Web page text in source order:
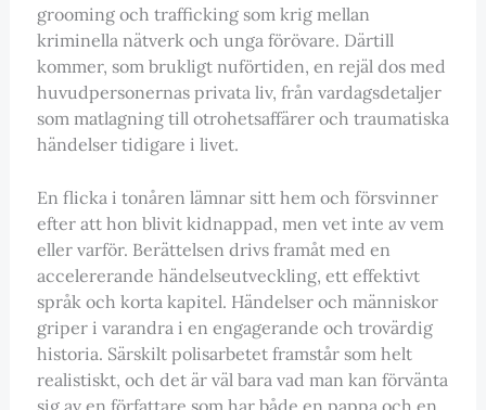
grooming och trafficking som krig mellan
kriminella nätverk och unga förövare. Därtill
kommer, som brukligt nuförtiden, en rejäl dos med
huvudpersonernas privata liv, från vardagsdetaljer
som matlagning till otrohetsaffärer och traumatiska
händelser tidigare i livet.
En flicka i tonåren lämnar sitt hem och försvinner
efter att hon blivit kidnappad, men vet inte av vem
eller varför. Berättelsen drivs framåt med en
accelererande händelseutveckling, ett effektivt
språk och korta kapitel. Händelser och människor
griper i varandra i en engagerande och trovärdig
historia. Särskilt polisarbetet framstår som helt
realistiskt, och det är väl bara vad man kan förvänta